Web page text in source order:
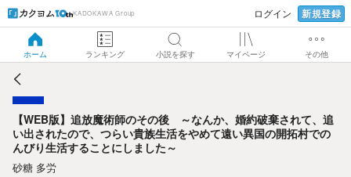
KADOKAWA Group ログイン 新規登録
ホーム ランキング 小説を探す マイページ その他
【WEB版】追放魔術師のその後 ～なんか、婚約破棄され
て、追い出されたので、つらい貴族生活をやめて遠い異国の
開拓村でのんびり生活することにしました～
【WEB版】追放魔術師のその後 ～なんか、婚約破棄されて、追
い出されたので、つらい貴族生活をやめて遠い異国の開拓村での
んびり生活することにしました～
砂糖 多労